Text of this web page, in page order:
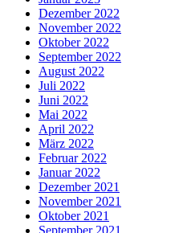
Dezember 2022
November 2022
Oktober 2022
September 2022
August 2022
Juli 2022
Juni 2022
Mai 2022
April 2022
März 2022
Februar 2022
Januar 2022
Dezember 2021
November 2021
Oktober 2021
September 2021